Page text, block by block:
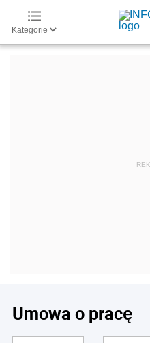
Kategorie
Umowa o pracę